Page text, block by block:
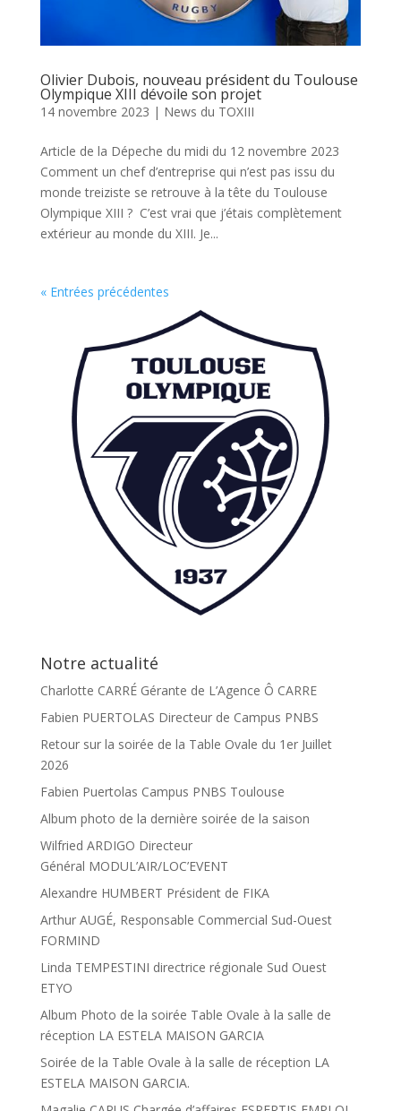
Olivier Dubois, nouveau président du Toulouse
Olympique XIII dévoile son projet
14 novembre 2023 | News du TOXIII
Article de la Dépeche du midi du 12 novembre 2023
Comment un chef d’entreprise qui n’est pas issu du
monde treiziste se retrouve à la tête du Toulouse
Olympique XIII ? C’est vrai que j’étais complètement
extérieur au monde du XIII. Je...
« Entrées précédentes
Notre actualité
Charlotte CARRÉ Gérante de L’Agence Ô CARRE
Fabien PUERTOLAS Directeur de Campus PNBS
Retour sur la soirée de la Table Ovale du 1er Juillet
2026
Fabien Puertolas Campus PNBS Toulouse
Album photo de la dernière soirée de la saison
Wilfried ARDIGO Directeur
Général MODUL’AIR/LOC’EVENT
Alexandre HUMBERT Président de FIKA
Arthur AUGÉ, Responsable Commercial Sud-Ouest
FORMIND
Linda TEMPESTINI directrice régionale Sud Ouest
ETYO
Album Photo de la soirée Table Ovale à la salle de
réception LA ESTELA MAISON GARCIA
Soirée de la Table Ovale à la salle de réception LA
ESTELA MAISON GARCIA.